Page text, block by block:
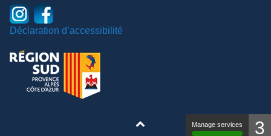
Déclaration d’accessibilité
Manage services 3